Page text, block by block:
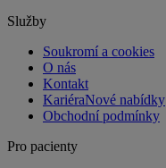
Služby
Soukromí a cookies
O nás
Kontakt
KariéraNové nabídky
Obchodní podmínky
Pro pacienty